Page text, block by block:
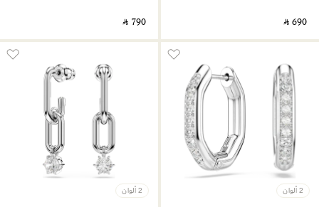
‎ ⃁ ⁦690⁩ ‎
‎ ⃁ ⁦790⁩ ‎
2 ألوان 2 ألوان